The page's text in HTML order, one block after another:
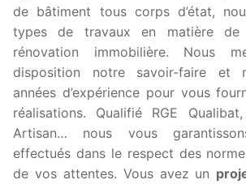
de bâtiment tous corps d’état,
types de travaux en matière de
rénovation immobilière. Nous
disposition notre savoir-faire et
années d’expérience pour vous
réalisations. Qualifié RGE
Artisan… nous vous
effectués dans le respect des
de vos attentes. Vous avez un